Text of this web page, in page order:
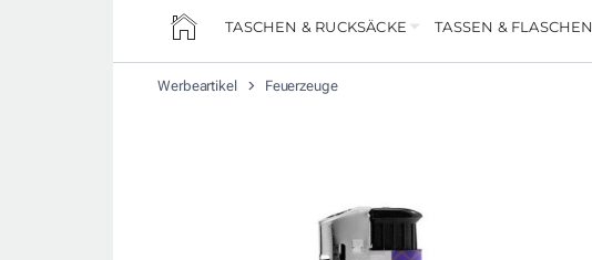
TASCHEN & RUCKSÄCKE TASSEN & FLASCHEN
Werbeartikel Feuerzeuge